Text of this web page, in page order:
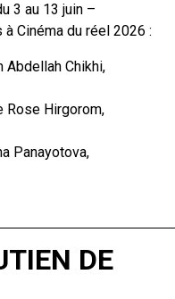
3 au 13 juin –
Cinéma du réel 2026 :
Abdellah Chikhi,
Rose Hirgorom,
Panayotova,
DE